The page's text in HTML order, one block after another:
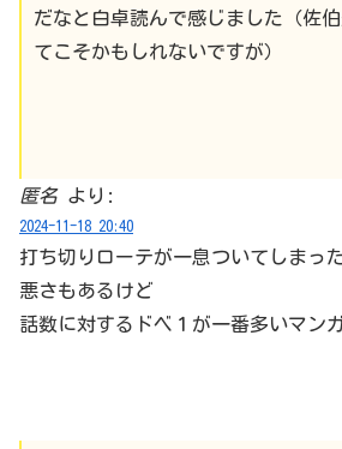
だなと白卓読んで感じました（佐
てこそかもしれないですが）
匿名 より:
2024-11-18 20:40
打ち切りローテが一息ついてしまっ
悪さもあるけど
話数に対するドベ１が一番多いマン